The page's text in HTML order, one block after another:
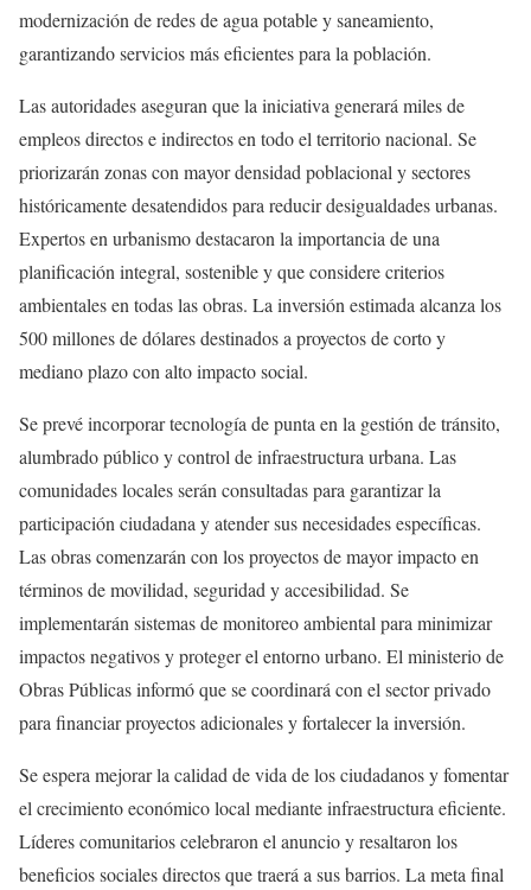
modernización de redes de agua potable y saneamiento,
garantizando servicios más eficientes para la población.
Las autoridades aseguran que la iniciativa generará miles de
empleos directos e indirectos en todo el territorio nacional. Se
priorizarán zonas con mayor densidad poblacional y sectores
históricamente desatendidos para reducir desigualdades urbanas.
Expertos en urbanismo destacaron la importancia de una
planificación integral, sostenible y que considere criterios
ambientales en todas las obras. La inversión estimada alcanza los
500 millones de dólares destinados a proyectos de corto y
mediano plazo con alto impacto social.
Se prevé incorporar tecnología de punta en la gestión de tránsito,
alumbrado público y control de infraestructura urbana. Las
comunidades locales serán consultadas para garantizar la
participación ciudadana y atender sus necesidades específicas.
Las obras comenzarán con los proyectos de mayor impacto en
términos de movilidad, seguridad y accesibilidad. Se
implementarán sistemas de monitoreo ambiental para minimizar
impactos negativos y proteger el entorno urbano. El ministerio de
Obras Públicas informó que se coordinará con el sector privado
para financiar proyectos adicionales y fortalecer la inversión.
Se espera mejorar la calidad de vida de los ciudadanos y fomentar
el crecimiento económico local mediante infraestructura eficiente.
Líderes comunitarios celebraron el anuncio y resaltaron los
beneficios sociales directos que traerá a sus barrios. La meta final